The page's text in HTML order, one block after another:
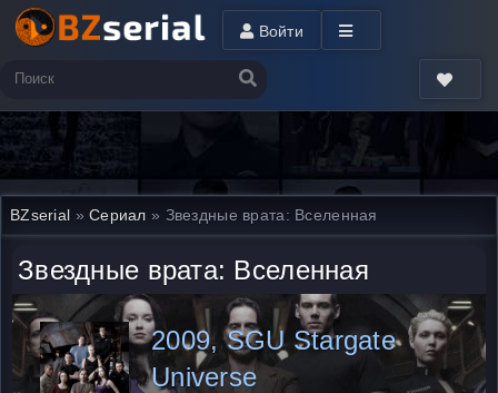
Войти
BZserial »Сериал » Звездные врата: Вселенная
Звездные врата: Вселенная
2009, SGU Stargate
Universe